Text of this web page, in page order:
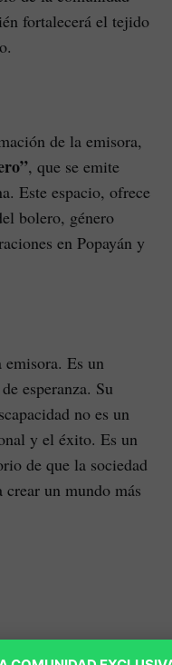
fortalecerá el tejido
de la emisora,
, que se emite
Este espacio, ofrece
bolero, género
en Popayán y
emisora. Es un
esperanza. Su
no es un
y el éxito. Es un
de que la sociedad
un mundo más